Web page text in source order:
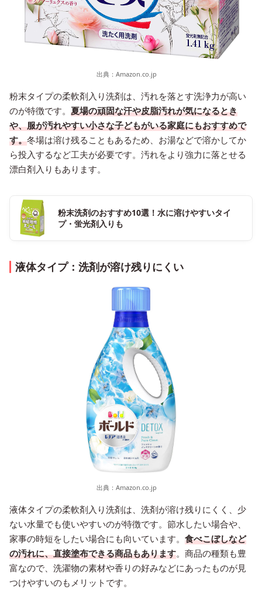
出典： Amazon.co.jp
粉末タイプの柔軟剤入り洗剤は、汚れを落とす洗浄力が高い
のが特徴です。 夏場の頑固な汗や皮脂汚れが気になるとき
や、服が汚れやすい小さな子どもがいる家庭にもおすすめで
す。冬場は溶け残ることもあるため、お湯などで溶かしてか
ら投入するなど工夫が必要です。汚れをより強力に落とせる
漂白剤入りもあります。
粉末洗剤のおすすめ10選！水に溶けやすいタイ
プ・蛍光剤入りも
液体タイプ：洗剤が溶け残りにくい
出典： Amazon.co.jp
液体タイプの柔軟剤入り洗剤は、洗剤が溶け残りにくく、少
ない水量でも使いやすいのが特徴です。節水したい場合や、
家事の時短をしたい場合にも向いています。 食べこぼしなど
の汚れに、直接塗布できる商品もあります。商品の種類も豊
富なので、洗濯物の素材や香りの好みなどにあったものが見
つけやすいのもメリットです。